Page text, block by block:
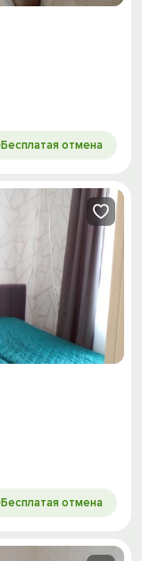
Бесплатая отмена
Бесплатая отмена